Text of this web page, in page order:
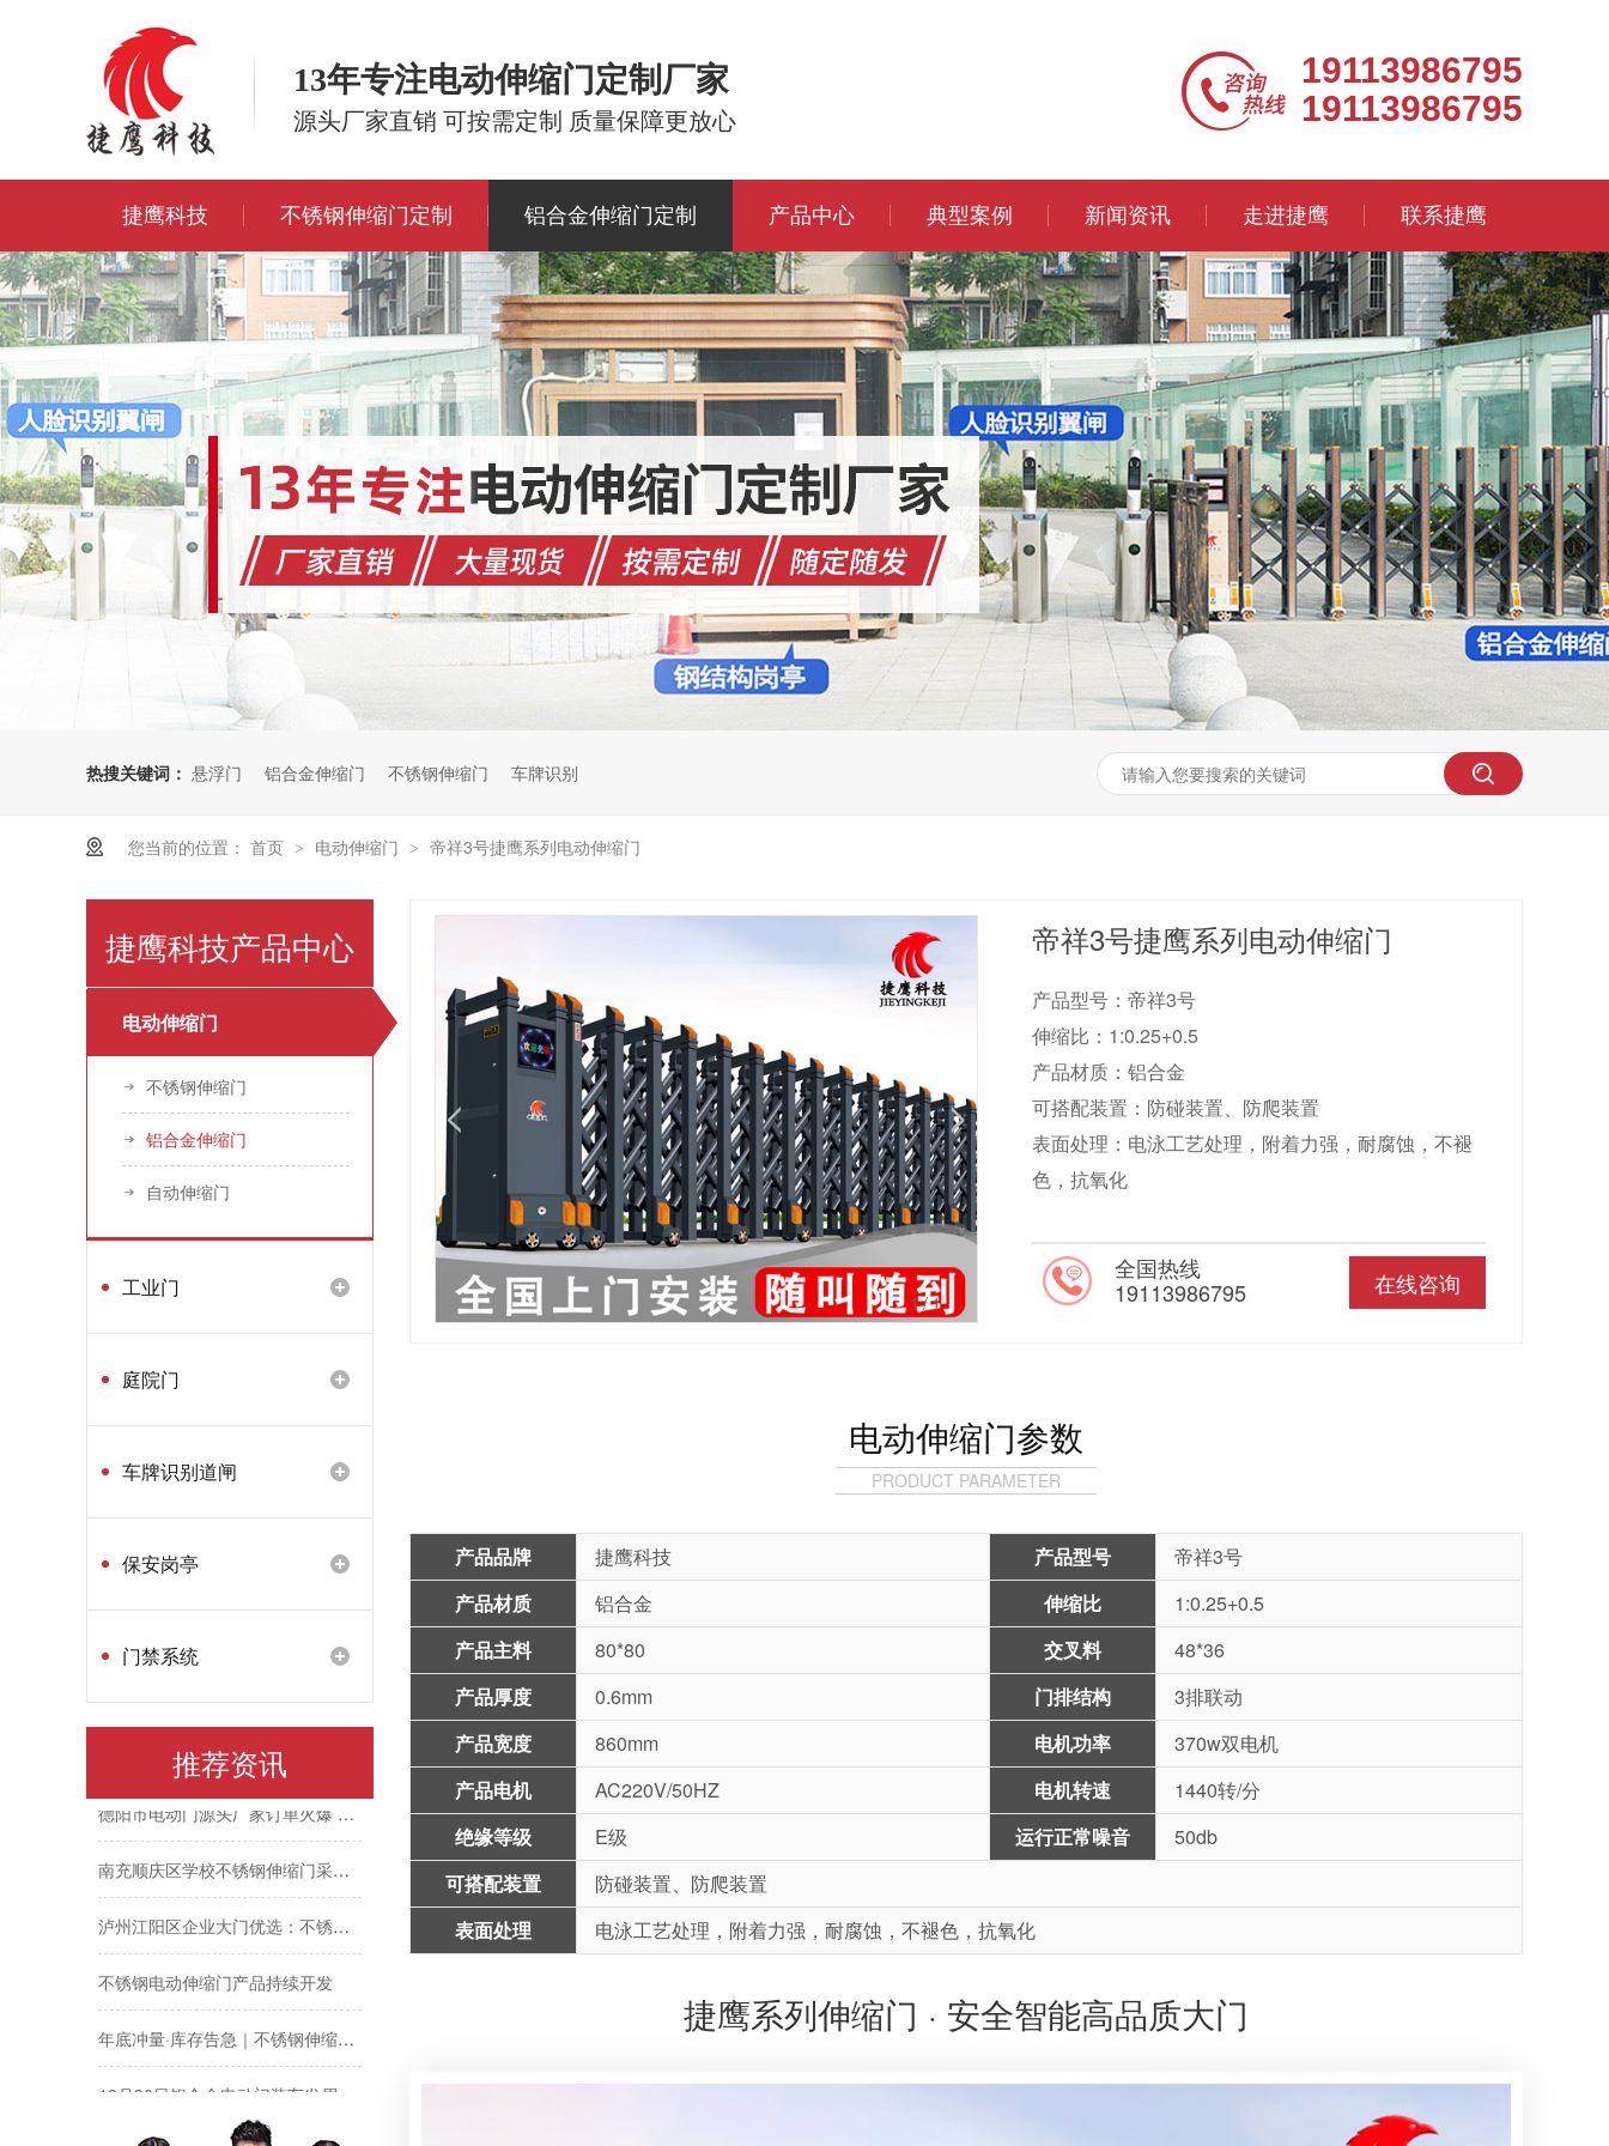
13年专注电动伸缩门定制厂家
源头厂家直销 可按需定制 质量保障更放心
19113986795
19113986795
捷鹰科技 不锈钢伸缩门定制 铝合金伸缩门定制 产品中心 典型案例 新闻资讯 走进捷鹰 联系捷鹰
热搜关键词： 悬浮门 铝合金伸缩门 不锈钢伸缩门 车牌识别
您当前的位置： 首页 > 电动伸缩门 > 帝祥3号捷鹰系列电动伸缩门
1/1
帝祥3号捷鹰系列电动伸缩门
产品型号：帝祥3号
伸缩比：1:0.25+0.5
产品材质：铝合金
可搭配装置：防碰装置、防爬装置
表面处理：电泳工艺处理，附着力强，耐腐蚀，不褪
色，抗氧化
在线咨询
全国热线
19113986795
电动伸缩门参数
PRODUCT PARAMETER
产品品牌 捷鹰科技 产品型号
帝祥3号
产品材质
铝合金 伸缩比
1:0.25+0.5
产品主料
80*80 交叉料
48*36
产品厚度
0.6mm 门排结构
3排联动
产品宽度
860mm 电机功率
370w双电机
产品电机
AC220V/50HZ 电机转速
1440转/分
绝缘等级
E级 运行正常噪音
50db
可搭配装置
防碰装置、防爬装置
表面处理
电泳工艺处理，附着力强，耐腐蚀，不褪色，抗氧化
捷鹰系列伸缩门 · 安全智能高品质大门
捷鹰科技产品中心
电动伸缩门
不锈钢伸缩门
铝合金伸缩门
自动伸缩门
工业门
庭院门
车牌识别道闸
保安岗亭
门禁系统
推荐资讯
不锈钢电动伸缩门产品持续开发
眉山东坡区铝合金电动门完成生产调试
捷鹰电动门厂家12月27日生产进度
达州达县2套段滑门生产进展
南充顺庆区学校不锈钢伸缩门采购推荐
泸州江阳区企业大门优选：不锈钢伸缩门定制方案
不锈钢电动伸缩门产品持续开发
年底冲量·库存告急｜不锈钢伸缩门量产供应中
12月30日铝合金电动门装车发眉山，年底现货速订！